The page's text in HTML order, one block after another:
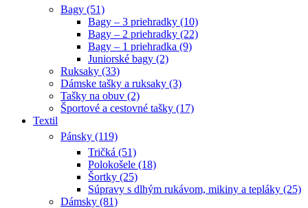
Bagy (51)
Bagy – 3 priehradky (10)
Bagy – 2 priehradky (22)
Bagy – 1 priehradka (9)
Juniorské bagy (2)
Ruksaky (33)
Dámske tašky a ruksaky (3)
Tašky na obuv (2)
Športové a cestovné tašky (17)
Textil
Pánsky (119)
Tričká (51)
Polokošele (18)
Šortky (25)
Súpravy s dlhým rukávom, mikiny a tepláky (25)
Dámsky (81)